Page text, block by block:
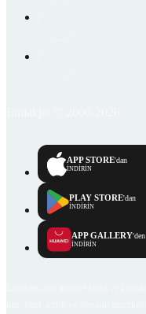
APP STORE'dan
İNDİRİN
PLAY STORE'dan
İNDİRİN
APP GALLERY'den
İNDİRİN